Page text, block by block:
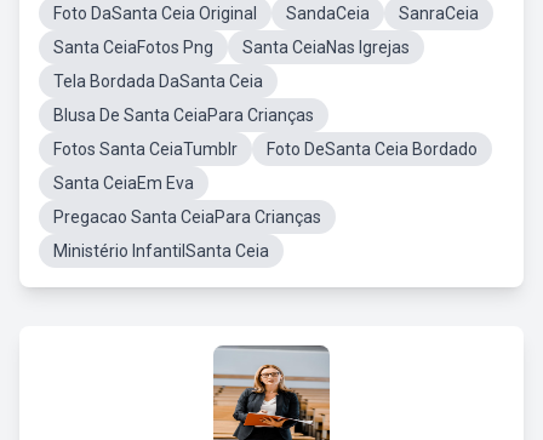
Foto DaSanta Ceia Original
SandaCeia
SanraCeia
Santa CeiaFotos Png
Santa CeiaNas Igrejas
Tela Bordada DaSanta Ceia
Blusa De Santa CeiaPara Crianças
Fotos Santa CeiaTumblr
Foto DeSanta Ceia Bordado
Santa CeiaEm Eva
Pregacao Santa CeiaPara Crianças
Ministério InfantilSanta Ceia